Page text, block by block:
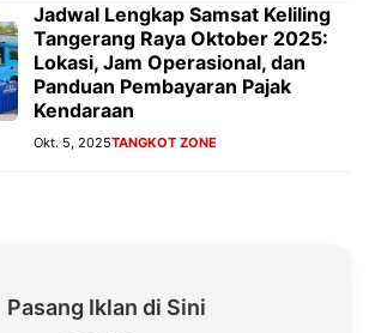
Jadwal Lengkap Samsat Keliling
Tangerang Raya Oktober 2025:
Lokasi, Jam Operasional, dan
Panduan Pembayaran Pajak
Kendaraan
Okt. 5, 2025TANGKOT ZONE
Pasang Iklan di Sini